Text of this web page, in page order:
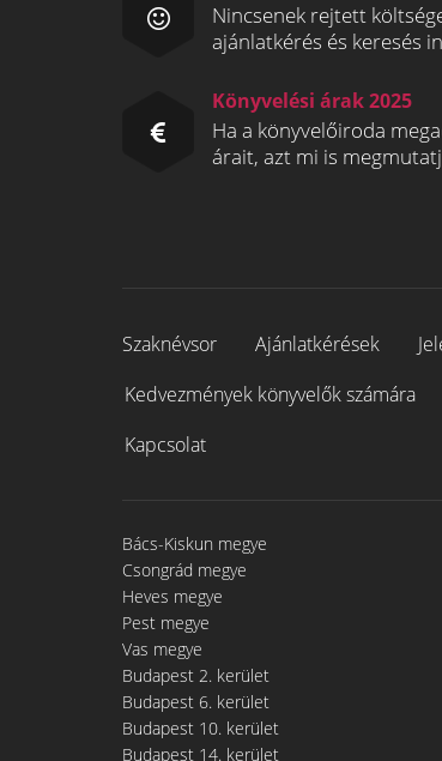
Nincsenek rejtett
ajánlatkérés és keresés
Könyvelési árak 2025
Ha a könyvelőiroda
árait, azt mi is
Szaknévsor Ajánlatkérések
Kedvezmények könyvelők számára
Kapcsolat
Bács-Kiskun megye
Csongrád megye
Heves megye
Pest megye
Vas megye
Budapest 2. kerület
Budapest 6. kerület
Budapest 10. kerület
Budapest 14. kerület